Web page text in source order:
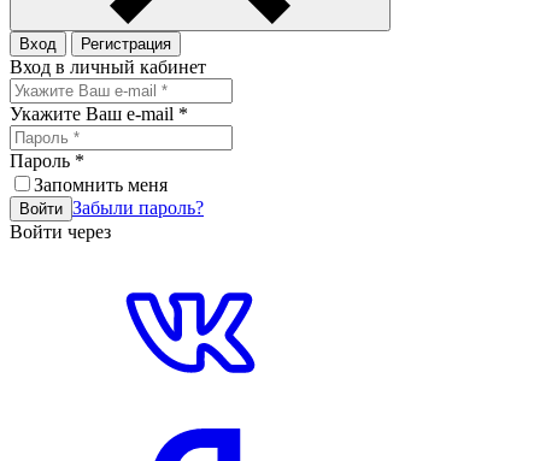
Вход Регистрация
Вход в личный кабинет
Укажите Ваш e-mail *
Пароль *
Запомнить меня
Войти Забыли пароль?
Войти через